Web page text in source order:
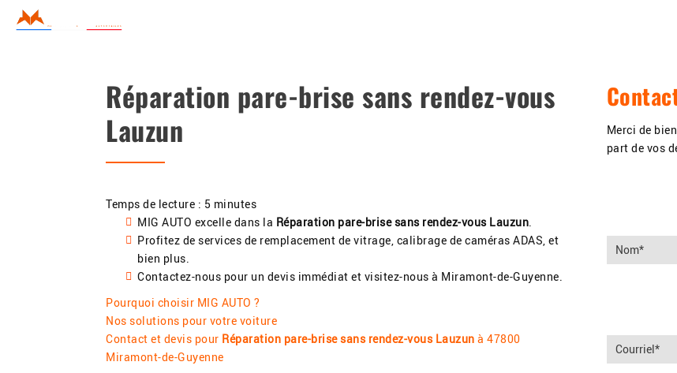
AUTO
Réparation pare-brise sans rendez-vous
Lauzun
Temps de lecture : 5 minutes
MIG AUTO excelle dans la Réparation pare-brise sans rendez-vous Lauzun.
Profitez de services de remplacement de vitrage, calibrage de caméras ADAS, et
bien plus.
Contactez-nous pour un devis immédiat et visitez-nous à Miramont-de-Guyenne.
Pourquoi choisir MIG AUTO ?
Nos solutions pour votre voiture
Contact et devis pour Réparation pare-brise sans rendez-vous Lauzun à 47800
Miramont-de-Guyenne
Merci de
part de vos